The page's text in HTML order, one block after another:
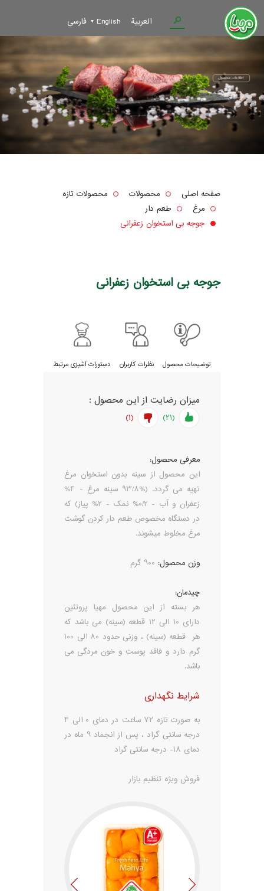
فارسی English العربية
صفحه اصلی محصولات
محصولات تازه
مرغ
طعم دار
جوجه بی استخوان زعفرانی
جوجه بی استخوان زعفرانی
توضیحات محصول نظرات کاربران دستورات آشپزی مرتبط
میزان رضایت از این محصول :
(21)
(1)
معرفی محصول:
این محصول از سینه بدون استخوان مرغ
تهیه می گردد. (%93/8 سینه مرغ - 4%
زعفران و آب - 0/2% نمک - 2% پیاز) که
در دستگاه مخصوص طعم دار کردن گوشت
مرغ مخلوط میشوند.
وزن محصول: 900 گرم
چیدمان:
هر بسته از این محصول مهیا پروتئین
دارای 10 الی 12 قطعه (سینه) می باشد که
هر قطعه (سینه) ، وزنی حدود 80 الی 100
گرم دارد و فاقد پوست و خون مردگی می
باشد.
شرایط نگهداری
به صورت تازه 72 ساعت در دمای 0 الی 4
درجه سانتی گراد ، پس از انجماد 9 ماه در
دمای 18- درجه سانتی گراد
فروش ویژه تنظیم بازار